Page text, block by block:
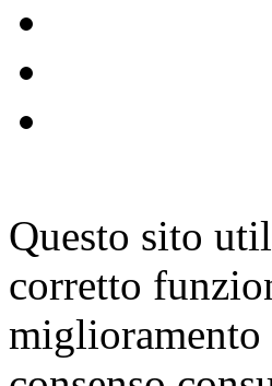
Questo sito
corretto
miglioramento